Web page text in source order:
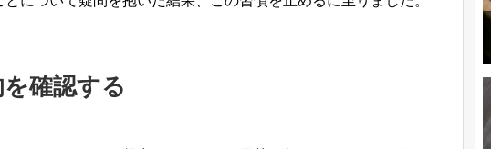
確認する